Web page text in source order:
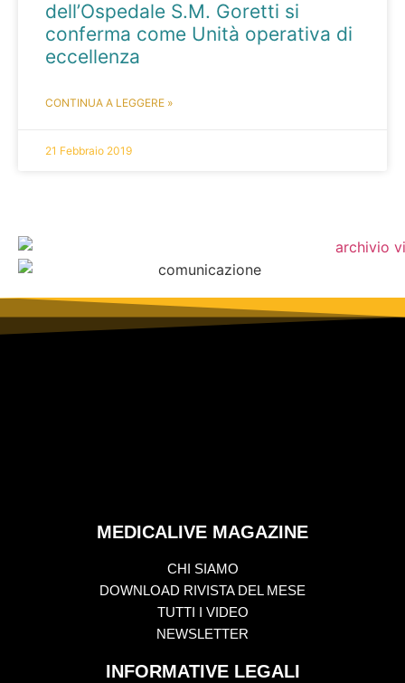
dell’Ospedale S.M. Goretti si
conferma come Unità operativa di
eccellenza
CONTINUA A LEGGERE »
21 Febbraio 2019
MEDICALIVE MAGAZINE
CHI SIAMO
DOWNLOAD RIVISTA DEL MESE
TUTTI I VIDEO
NEWSLETTER
INFORMATIVE LEGALI